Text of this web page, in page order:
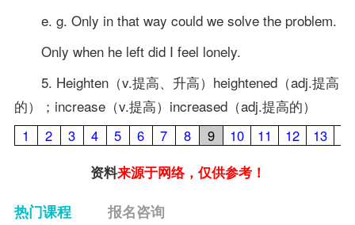
e. g. Only in that way could we solve the problem.
Only when he left did I feel lonely.
5. Heighten（v.提高、升高）heightened（adj.提高
的）；increase（v.提高）increased（adj.提高的）
1 2 3 4 5 6 7 8 9 10 11 12 13
资料来源于网络，仅供参考！
热门课程 报名咨询